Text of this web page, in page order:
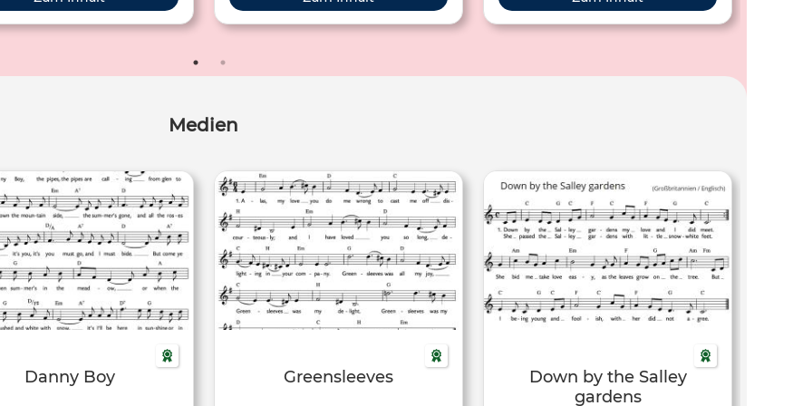
im LIEDERPROJEKT zur
Verfügung gestellt wird.
Medien
Danny Boy Greensleeves
Down by the Salley
gardens